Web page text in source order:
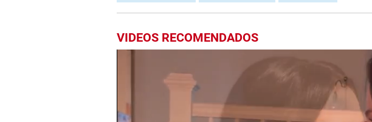
VIDEOS RECOMENDADOS